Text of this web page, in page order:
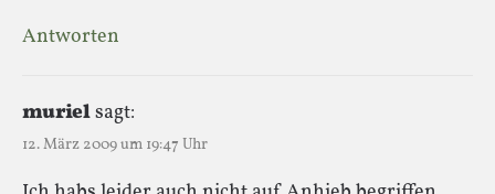
Antworten
murielsagt:
12. März 2009 um 19:47 Uhr